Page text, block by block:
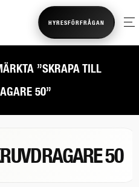
HYRESFÖRFRÅGAN
”SKRAPA TILL
50”
50